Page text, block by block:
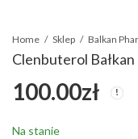
Home Sklep
Clenbuterol Bałkan
100.00zł
Na stanie